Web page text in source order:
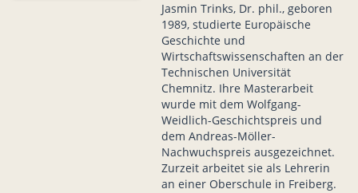
Jasmin Trinks, Dr. phil., geboren
1989, studierte Europäische
Geschichte und
Wirtschaftswissenschaften an der
Technischen Universität
Chemnitz. Ihre Masterarbeit
wurde mit dem Wolfgang-
Weidlich-Geschichtspreis und
dem Andreas-Möller-
Nachwuchspreis ausgezeichnet.
Zurzeit arbeitet sie als Lehrerin
an einer Oberschule in Freiberg.